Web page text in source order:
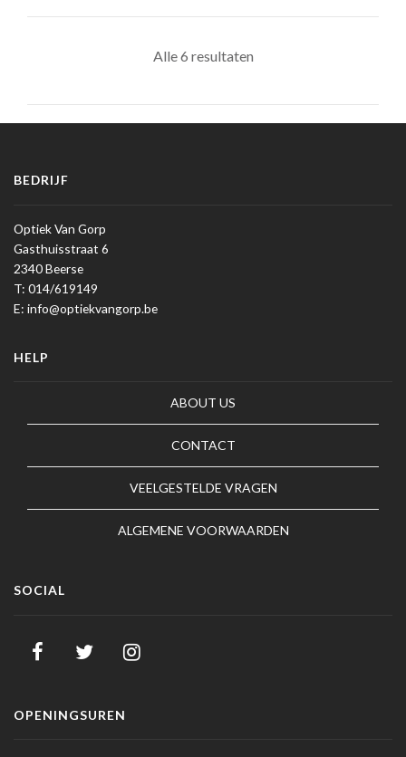
Alle 6 resultaten
BEDRIJF
Optiek Van Gorp
Gasthuisstraat 6
2340 Beerse
T: 014/619149
E: info@optiekvangorp.be
HELP
ABOUT US
CONTACT
VEELGESTELDE VRAGEN
ALGEMENE VOORWAARDEN
SOCIAL
OPENINGSUREN